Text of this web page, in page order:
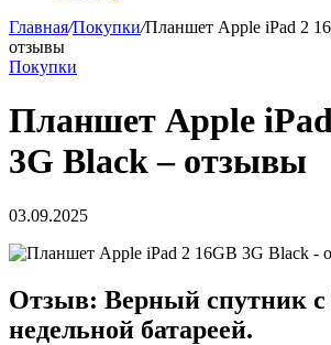
Главная/Покупки/Планшет Apple iPad 2
отзывы
Покупки
Планшет Apple
3G Black – отзывы
03.09.2025
Отзыв: Верный спутник с
недельной батареей.